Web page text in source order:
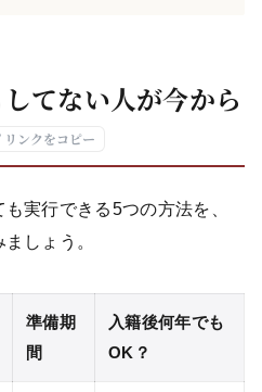
てない人が今から
リンクをコピー
実行できる5つの方法を、
しょう。
準備期
間
入籍後何年でも
OK？